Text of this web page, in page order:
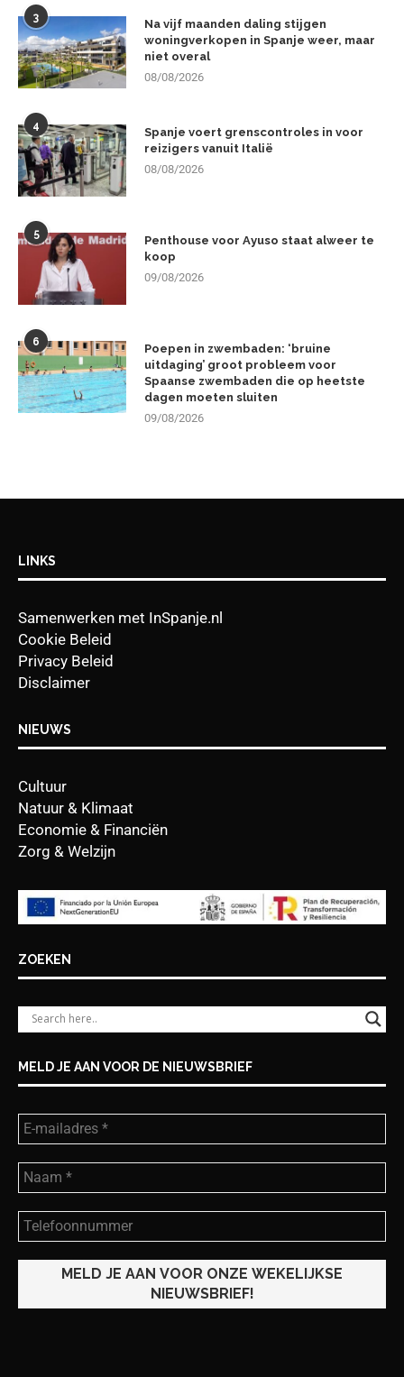
3
Na vijf maanden daling stijgen
woningverkopen in Spanje weer, maar
niet overal
08/08/2026
4
Spanje voert grenscontroles in voor
reizigers vanuit Italië
08/08/2026
5
Penthouse voor Ayuso staat alweer te
koop
09/08/2026
6
Poepen in zwembaden: ‘bruine
uitdaging’ groot probleem voor
Spaanse zwembaden die op heetste
dagen moeten sluiten
09/08/2026
LINKS
Samenwerken met InSpanje.nl
Cookie Beleid
Privacy Beleid
Disclaimer
NIEUWS
Cultuur
Natuur & Klimaat
Economie & Financiën
Zorg & Welzijn
ZOEKEN
MELD JE AAN VOOR DE NIEUWSBRIEF